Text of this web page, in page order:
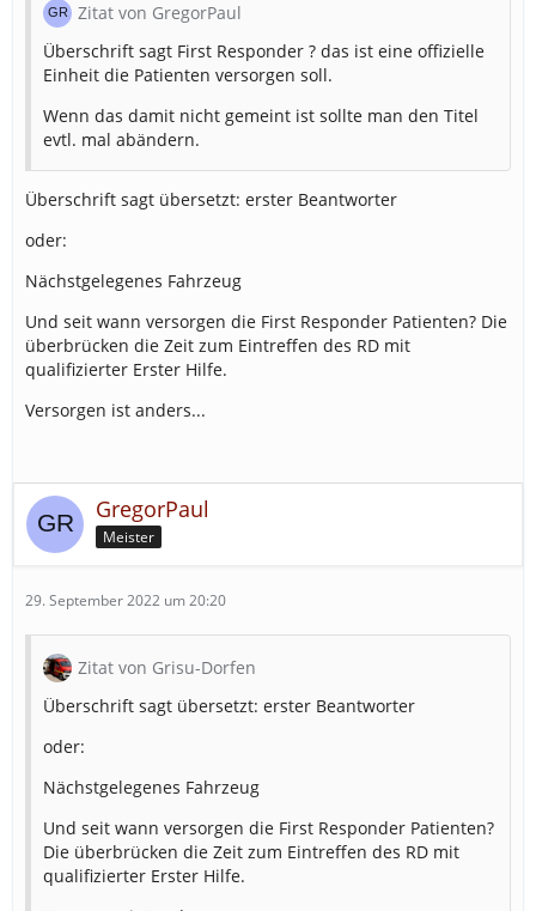
Zitat von GregorPaul
Überschrift sagt First Responder ? das ist eine offizielle
Einheit die Patienten versorgen soll.
Wenn das damit nicht gemeint ist sollte man den Titel
evtl. mal abändern.
Überschrift sagt übersetzt: erster Beantworter
oder:
Nächstgelegenes Fahrzeug
Und seit wann versorgen die First Responder Patienten? Die
überbrücken die Zeit zum Eintreffen des RD mit
qualifizierter Erster Hilfe.
Versorgen ist anders...
GregorPaul
Meister
29. September 2022 um 20:20
Zitat von Grisu-Dorfen
Überschrift sagt übersetzt: erster Beantworter
oder:
Nächstgelegenes Fahrzeug
Und seit wann versorgen die First Responder Patienten?
Die überbrücken die Zeit zum Eintreffen des RD mit
qualifizierter Erster Hilfe.